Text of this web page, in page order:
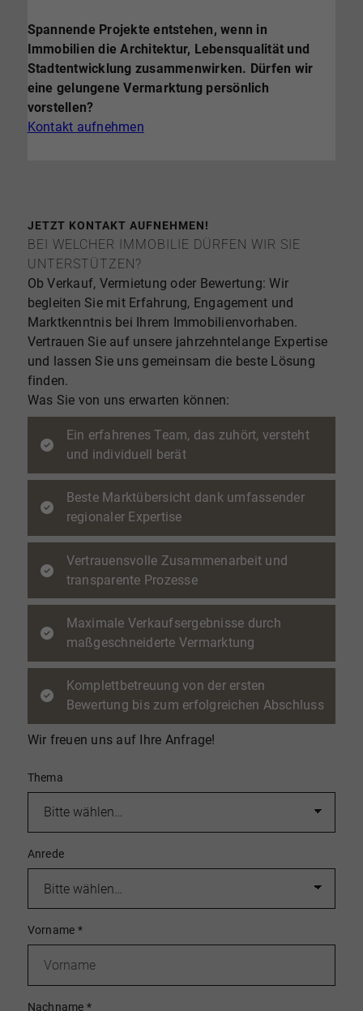
Spannende Projekte entstehen, wenn in
Immobilien die Architektur, Lebensqualität und
Stadtentwicklung zusammenwirken. Dürfen wir
eine gelungene Vermarktung persönlich
vorstellen?
Kontakt aufnehmen
JETZT KONTAKT AUFNEHMEN!
BEI WELCHER IMMOBILIE DÜRFEN WIR SIE
UNTERSTÜTZEN?
Ob Verkauf, Vermietung oder Bewertung: Wir
begleiten Sie mit Erfahrung, Engagement und
Marktkenntnis bei Ihrem Immobilienvorhaben.
Vertrauen Sie auf unsere jahrzehntelange Expertise
und lassen Sie uns gemeinsam die beste Lösung
finden.
Was Sie von uns erwarten können:
Ein erfahrenes Team, das zuhört, versteht
und individuell berät
Beste Marktübersicht dank umfassender
regionaler Expertise
Vertrauensvolle Zusammenarbeit und
transparente Prozesse
Maximale Verkaufsergebnisse durch
maßgeschneiderte Vermarktung
Komplettbetreuung von der ersten
Bewertung bis zum erfolgreichen Abschluss
Wir freuen uns auf Ihre Anfrage!
Thema
Anrede
Vorname *
Nachname *